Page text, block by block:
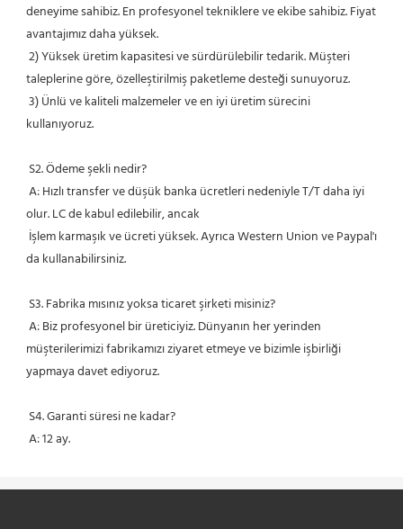
deneyime sahibiz. En profesyonel tekniklere ve ekibe sahibiz. Fiyat
avantajımız daha yüksek.
taleplerine göre, özelleştirilmiş paketleme desteği sunuyoruz.
kullanıyoruz.
S2. Ödeme şekli nedir?
olur. LC de kabul edilebilir, ancak
da kullanabilirsiniz.
S3. Fabrika mısınız yoksa ticaret şirketi misiniz?
müşterilerimizi fabrikamızı ziyaret etmeye ve bizimle işbirliği
yapmaya davet ediyoruz.
S4. Garanti süresi ne kadar?
A: 12 ay.